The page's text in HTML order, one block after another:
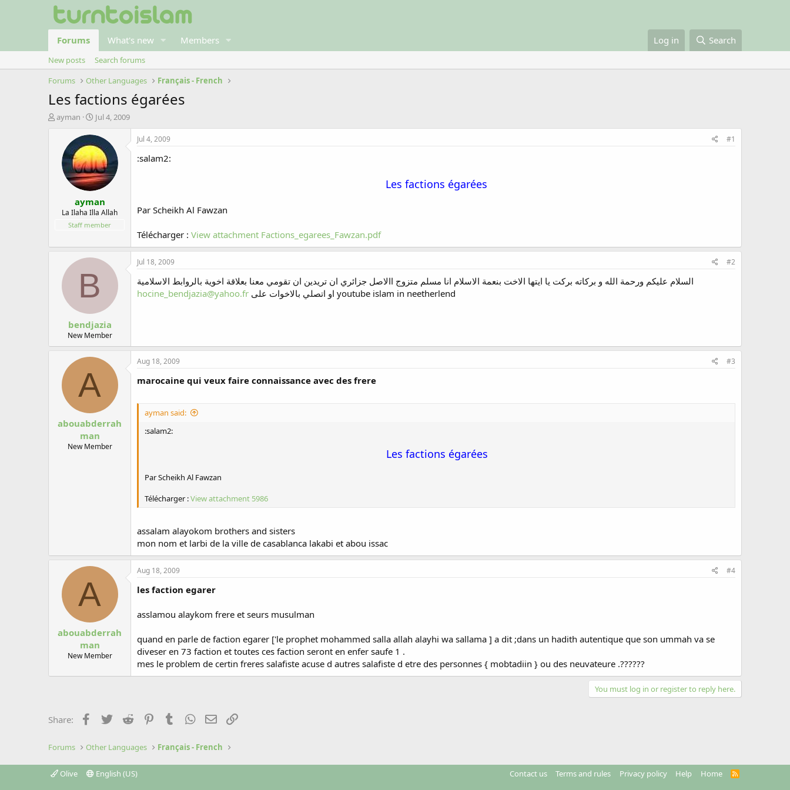
Forums What's new Members Log in Search
New posts
Search forums
Forums
Other Languages Français - French
Les factions égarées
T
ayman
S
a
r
t
d
a
t
e
Jul 4, 2009
ayman
La Ilaha Illa Allah
Staff member
Jul 4, 2009 #1
:salam2:
Les factions égarées
Par Scheikh Al Fawzan
Télécharger : View attachment Factions_egarees_Fawzan.pdf
B
bendjazia
New Member
Jul 18, 2009 #2
السلام عليكم ورحمة الله و بركاته بركت يا ايتها الاخت بنعمة الاسلام انا مسلم متزوج االاصل جزائري ان تريدين ان تقومي معنا بعلاقة اخوية بالروابط الاسلامية
hocine_bendjazia@yahoo.fr
او اتصلي بالاخوات على youtube islam in neetherlend
A
abouabderrah
man
New Member
Aug 18, 2009 #3
marocaine qui veux faire connaissance avec des frere
ayman said:
:salam2:
Les factions égarées
Par Scheikh Al Fawzan
Télécharger :View attachment 5986
assalam alayokom brothers and sisters
mon nom et larbi de la ville de casablanca lakabi et abou issac
A
abouabderrah
man
New Member
Aug 18, 2009 #4
les faction egarer
asslamou alaykom frere et seurs musulman
quand en parle de faction egarer ['le prophet mohammed salla allah alayhi wa sallama ] a dit ;dans un hadith autentique que son ummah va se
diveser en 73 faction et toutes ces faction seront en enfer saufe 1 .
mes le problem de certin freres salafiste acuse d autres salafiste d etre des personnes { mobtadiin } ou des neuvateure .??????
You must log in or register to reply here.
Share: Facebook
Twitter Reddit PinterestTumblrWhatsApp
Email
Forums Other Languages Français - French
Olive English (US) Contact us Terms and rules Privacy policy Help Home
R